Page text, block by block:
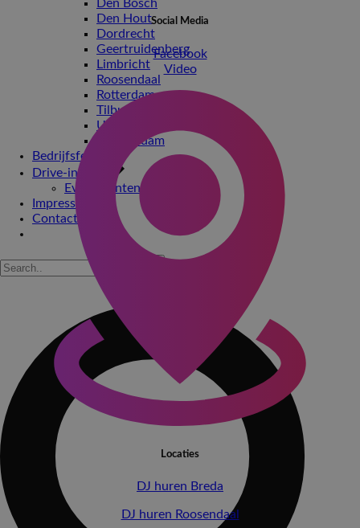
Den Bosch
Den Hout
Dordrecht
Geertruidenberg
Limbricht
Roosendaal
Rotterdam
Tilburg
Ulvenhout
Werkendam
Bedrijfsfeesten
Drive-in show
Evenementen
Impressie
Contact
Social Media
Facebook
Video
Locaties
DJ huren Breda
DJ huren Roosendaal